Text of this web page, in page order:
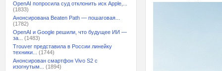
OpenAI попросила суд отклонить иск Apple,...
(1833)
Анонсирована Beaten Path — пошаговая...
(1782)
OpenAI и Google решили, что будущее ИИ —
за...
(1483)
Trouver представила в России линейку
техники...
(1744)
Анонсирован смартфон Vivo S2 с
изогнутым...
(1894)